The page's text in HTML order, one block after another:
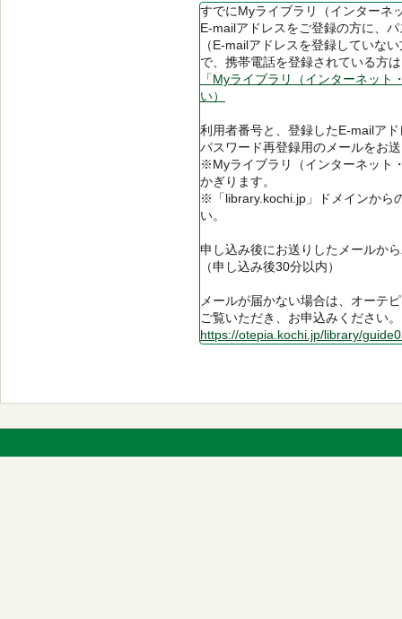
すでにMyライブラリ（インターネ
E-mailアドレスをご登録の方に、
（E-mailアドレスを登録していな
で、携帯電話を登録されている方は
「Myライブラリ（インターネッ
い）
利用者番号と、登録したE-mailア
パスワード再登録用のメールをお
※Myライブラリ（インターネット
かぎります。
※「library.kochi.jp」ドメインから
い。
申し込み後にお送りしたメールか
（申し込み後30分以内）
メールが届かない場合は、オーテ
ご覧いただき、お申込みください。
https://otepia.kochi.jp/library/